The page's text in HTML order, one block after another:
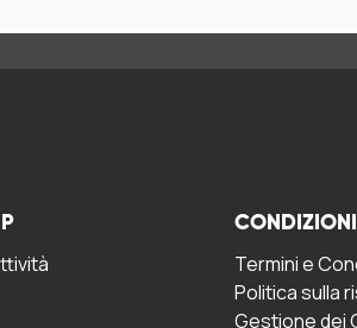
Termini e
Politica sulla
Gestione dei